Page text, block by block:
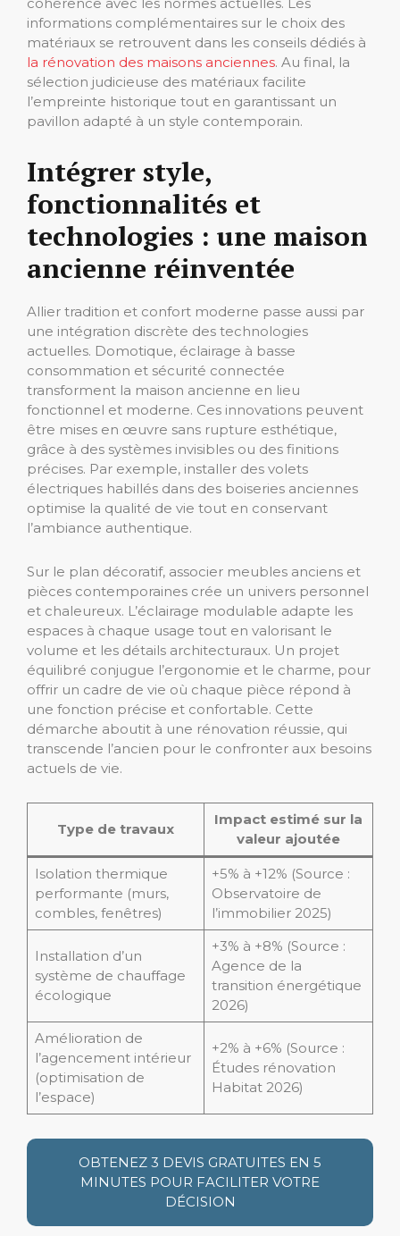
informations complémentaires sur le choix des
matériaux se retrouvent dans les conseils dédiés à
la rénovation des maisons anciennes. Au final, la
sélection judicieuse des matériaux facilite
l’empreinte historique tout en garantissant un
pavillon adapté à un style contemporain.
Intégrer style,
fonctionnalités et
technologies : une maison
ancienne réinventée
Allier tradition et confort moderne passe aussi par
une intégration discrète des technologies
actuelles. Domotique, éclairage à basse
consommation et sécurité connectée
transforment la maison ancienne en lieu
fonctionnel et moderne. Ces innovations peuvent
être mises en œuvre sans rupture esthétique,
grâce à des systèmes invisibles ou des finitions
précises. Par exemple, installer des volets
électriques habillés dans des boiseries anciennes
optimise la qualité de vie tout en conservant
l’ambiance authentique.
Sur le plan décoratif, associer meubles anciens et
pièces contemporaines crée un univers personnel
et chaleureux. L’éclairage modulable adapte les
espaces à chaque usage tout en valorisant le
volume et les détails architecturaux. Un projet
équilibré conjugue l’ergonomie et le charme, pour
offrir un cadre de vie où chaque pièce répond à
une fonction précise et confortable. Cette
démarche aboutit à une rénovation réussie, qui
transcende l’ancien pour le confronter aux besoins
actuels de vie.
Type de travaux
Impact estimé sur la
valeur ajoutée
Isolation thermique
performante (murs,
combles, fenêtres)
+5% à +12% (Source :
Observatoire de
l’immobilier 2025)
Installation d’un
système de chauffage
écologique
+3% à +8% (Source :
Agence de la
transition énergétique
2026)
Amélioration de
l’agencement intérieur
(optimisation de
l’espace)
+2% à +6% (Source :
Études rénovation
Habitat 2026)
OBTENEZ 3 DEVIS GRATUITES EN 5
MINUTES POUR FACILITER VOTRE
DÉCISION